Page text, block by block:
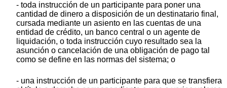
- toda instrucción de un participante para poner una
cantidad de dinero a disposición de un destinatario final,
cursada mediante un asiento en las cuentas de una
entidad de crédito, un banco central o un agente de
liquidación, o toda instrucción cuyo resultado sea la
asunción o cancelación de una obligación de pago tal
como se define en las normas del sistema; o
- una instrucción de un participante para que se transfiera